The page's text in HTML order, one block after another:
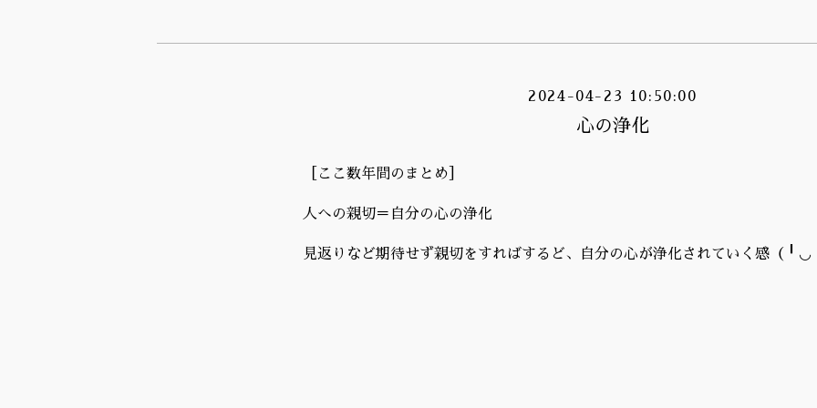
2024-04-23 10:50:00
心の浄化
［ここ数年間のまとめ］
人への親切＝自分の心の浄化
見返りなど期待せず親切をすればするど、自分の心が浄化されていく感（